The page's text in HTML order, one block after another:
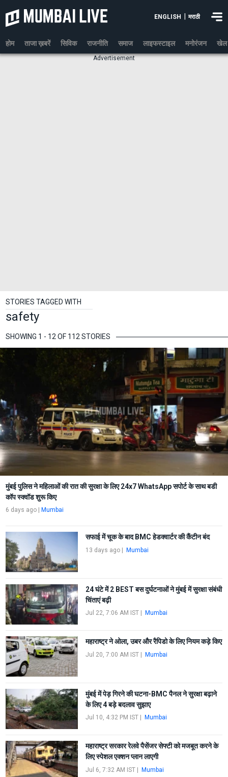
ENGLISH मराठी
होम ताजा ख़बरें सिविक राजनीति समाज लाइफस्टाइल मनोरंजन खेल
Advertisement
STORIES TAGGED WITH
safety
SHOWING 1 - 12 OF 112 STORIES
मुंबई पुलिस ने महिलाओं की रात की सुरक्षा के लिए 24x7 WhatsApp सपोर्ट के साथ बडी
कॉप स्क्वॉड शुरू किए
6 days ago Mumbai
सफाई में चूक के बाद BMC हेडक्वार्टर की कैंटीन बंद
13 days ago| Mumbai
24 घंटे में 2 BEST बस दुर्घटनाओं ने मुंबई में सुरक्षा संबंधी
चिंताएं बढ़ी
Jul 22, 7:06 AM IST| Mumbai
महाराष्ट्र ने ओला, उबर और रैपिडो के लिए नियम कड़े किए
Jul 20, 7:00 AM IST| Mumbai
मुंबई में पेड़ गिरने की घटना-BMC पैनल ने सुरक्षा बढ़ाने
के लिए 4 बड़े बदलाव सुझाए
Jul 10, 4:32 PM IST| Mumbai
महाराष्ट्र सरकार रेलवे पैसेंजर सेफ्टी को मजबूत करने के
लिए स्पेशल एक्शन प्लान लाएगी
Jul 6, 7:32 AM IST| Mumbai